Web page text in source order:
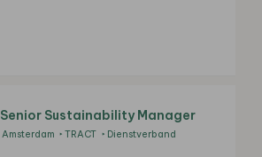
Senior Sustainability Manager
Amsterdam TRACT Dienstverband